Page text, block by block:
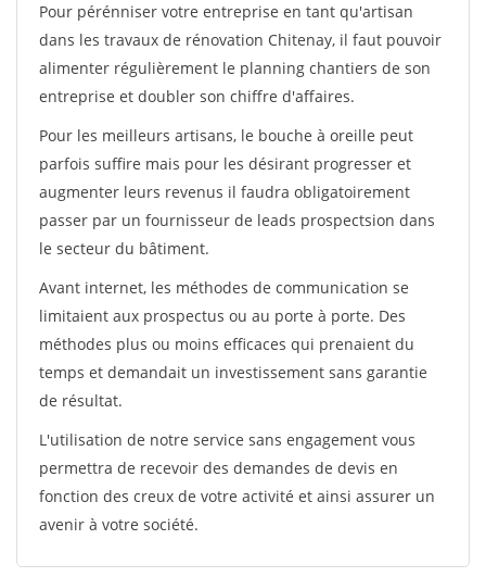
Pour pérénniser votre entreprise en tant qu'artisan
dans les travaux de rénovation Chitenay, il faut pouvoir
alimenter régulièrement le planning chantiers de son
entreprise et doubler son chiffre d'affaires.
Pour les meilleurs artisans, le bouche à oreille peut
parfois suffire mais pour les désirant progresser et
augmenter leurs revenus il faudra obligatoirement
passer par un fournisseur de leads prospectsion dans
le secteur du bâtiment.
Avant internet, les méthodes de communication se
limitaient aux prospectus ou au porte à porte. Des
méthodes plus ou moins efficaces qui prenaient du
temps et demandait un investissement sans garantie
de résultat.
L'utilisation de notre service sans engagement vous
permettra de recevoir des demandes de devis en
fonction des creux de votre activité et ainsi assurer un
avenir à votre société.